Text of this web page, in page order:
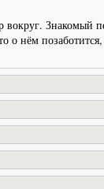
о нём